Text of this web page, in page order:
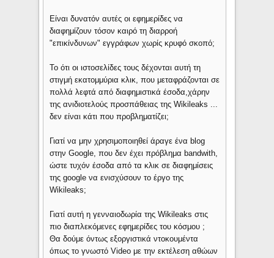
Είναι δυνατόν αυτές οι εφημερίδες να
διαφημίζουν τόσον καιρό τη διαρροή
"επικίνδυνων" εγγράφων χωρίς κρυφό σκοπό;
Το ότι οι ιστοσελίδες τους δέχονται αυτή τη
στιγμή εκατομμύρια κλικ, που μεταφράζονται σε
πολλά λεφτά από διαφημιστικά έσοδα,χάρην
της ανιδιοτελούς προσπάθειας της Wikileaks ...
δεν είναι κάτι που προβληματίζει;
Γιατί να μην χρησιμοποιηθεί άραγε ένα blog
στην Google, που δεν έχει πρόβλημα bandwith,
ώστε τυχόν έσοδα από τα κλικ σε διαφημίσεις
της google να ενισχύσουν το έργο της
Wikileaks;
Γιατί αυτή η γενναιοδωρία της Wikileaks στις
πιο διαπλεκόμενες εφημερίδες του κόσμου ;
Θα δούμε όντως εξοργιστικά ντοκουμέντα
όπως το γνωστό Video με την εκτέλεση αθώων